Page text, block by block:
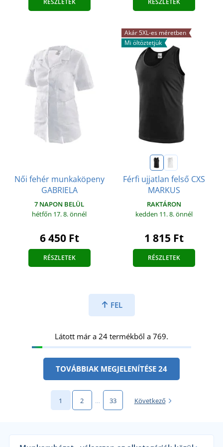
Női fehér munkaköpeny
GABRIELA
7 NAPON BELÜL
hétfőn 17. 8.önnél
6 450 Ft
RÉSZLETEK
Akár 5XL-es méretben
Mi öltöztetjük
Férfi ujjatlan felső CXS
MARKUS
RAKTÁRON
kedden 11. 8.önnél
1 815 Ft
RÉSZLETEK
FEL
Látott már a 24 termékből a 769.
TOVÁBBIAK MEGJELENÍTÉSE 24
1 2 … 33 Következő